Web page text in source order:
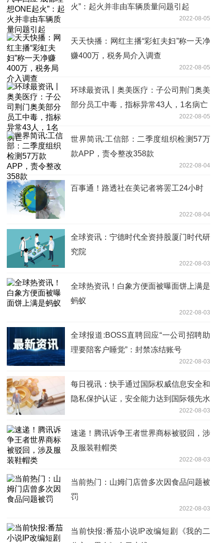
火”：起火并非由车辆质量问题引起
2022-08-05
天天快播：网红主播“彩虹夫妇”称一天净
赚400万，税务局介入调查
2022-08-05
环球最资讯丨奥美医疗：子公司荆门奥美
部分员工中毒，指标异常43人，1名病亡
2022-08-05
世界简讯:工信部：二季度组织检测57万
款APP，责令整改358款
2022-08-04
百事通！路透社在美记者将罢工24小时
2022-08-04
全球资讯：宁德时代全资持股厦门时代研
究院
2022-08-03
全球热资讯！白象方便面被曝面饼上满是
蚂蚁
2022-08-03
全球报道:BOSS直聘回应“一公司招聘助
理要陪客户睡觉”：封禁冻结账号
2022-08-03
每日视讯：快手通过国际权威信息安全和
隐私保护认证，安全能力达到国际领先水
2022-08-03
速递！腾讯诉争王者世界商标被驳回，涉
及服装鞋帽类
2022-08-03
当前热门：山姆门店曾多次因食品问题被
罚
2022-08-03
当前快报:番茄小说IP改编短剧《我的二